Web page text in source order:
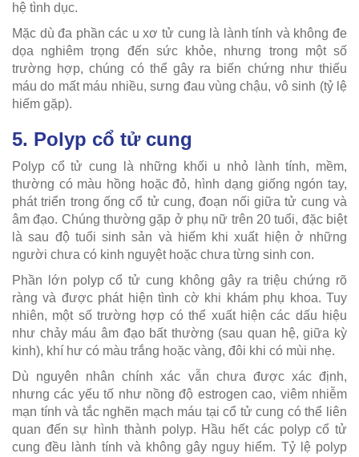
hệ tình dục.
Mặc dù đa phần các u xơ tử cung là lành tính và không đe
dọa nghiêm trọng đến sức khỏe, nhưng trong một số
trường hợp, chúng có thể gây ra biến chứng như thiếu
máu do mất máu nhiều, sưng đau vùng chậu, vô sinh (tỷ lệ
hiếm gặp).
5. Polyp cổ tử cung
Polyp cổ tử cung là những khối u nhỏ lành tính, mềm,
thường có màu hồng hoặc đỏ, hình dạng giống ngón tay,
phát triển trong ống cổ tử cung, đoạn nối giữa tử cung và
âm đạo. Chúng thường gặp ở phụ nữ trên 20 tuổi, đặc biệt
là sau độ tuổi sinh sản và hiếm khi xuất hiện ở những
người chưa có kinh nguyệt hoặc chưa từng sinh con.
Phần lớn polyp cổ tử cung không gây ra triệu chứng rõ
ràng và được phát hiện tình cờ khi khám phụ khoa. Tuy
nhiên, một số trường hợp có thể xuất hiện các dấu hiệu
như chảy máu âm đạo bất thường (sau quan hệ, giữa kỳ
kinh), khí hư có màu trắng hoặc vàng, đôi khi có mùi nhẹ.
Dù nguyên nhân chính xác vẫn chưa được xác định,
nhưng các yếu tố như nồng độ estrogen cao, viêm nhiễm
mạn tính và tắc nghẽn mạch máu tại cổ tử cung có thể liên
quan đến sự hình thành polyp. Hầu hết các polyp cổ tử
cung đều lành tính và không gây nguy hiểm. Tỷ lệ polyp